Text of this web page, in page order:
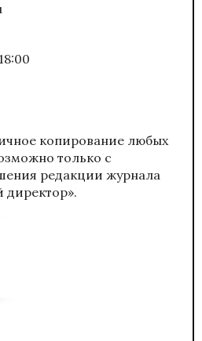
копирование любых
только с
редакции журнала